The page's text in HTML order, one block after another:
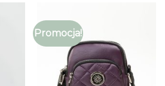
Promocja!